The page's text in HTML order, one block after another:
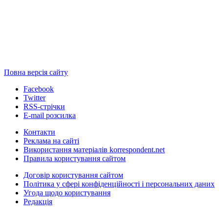
Повна версія сайту
Facebook
Twitter
RSS-стрічки
E-mail розсилка
Контакти
Реклама на сайті
Використання матеріалів korrespondent.net
Правила користування сайтом
Договір користування сайтом
Політика у сфері конфіденційності і персональних даних
Угода щодо користування
Редакція